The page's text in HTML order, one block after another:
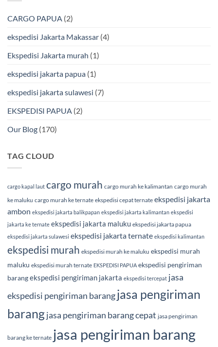
&
Laut
BMP
CARGO PAPUA (2)
ekspedisi Jakarta Makassar (4)
Ekspedisi Jakarta murah (1)
ekspedisi jakarta papua (1)
ekspedisi jakarta sulawesi (7)
EKSPEDISI PAPUA (2)
Our Blog (170)
TAG CLOUD
cargo kapal laut cargo murah cargo murah ke kalimantan cargo murah
ke maluku cargo murah ke ternate ekspedisi cepat ternate ekspedisi jakarta
ambon ekspedisi jakarta balikpapan ekspedisi jakarta kalimantan ekspedisi
jakarta ke ternate ekspedisi jakarta maluku ekspedisi jakarta papua
ekspedisi jakarta sulawesi ekspedisi jakarta ternate ekspedisi kalimantan
ekspedisi murah ekspedisi murah ke maluku ekspedisi murah
maluku ekspedisi murah ternate EKSPEDISI PAPUA ekspedisi pengiriman
barangekspedisi pengiriman jakarta ekspedisi tercepat jasa
ekspedisi pengiriman barangjasa pengiriman
barangjasa pengiriman barang cepat jasa pengiriman
barang ke ternate jasa pengiriman barang